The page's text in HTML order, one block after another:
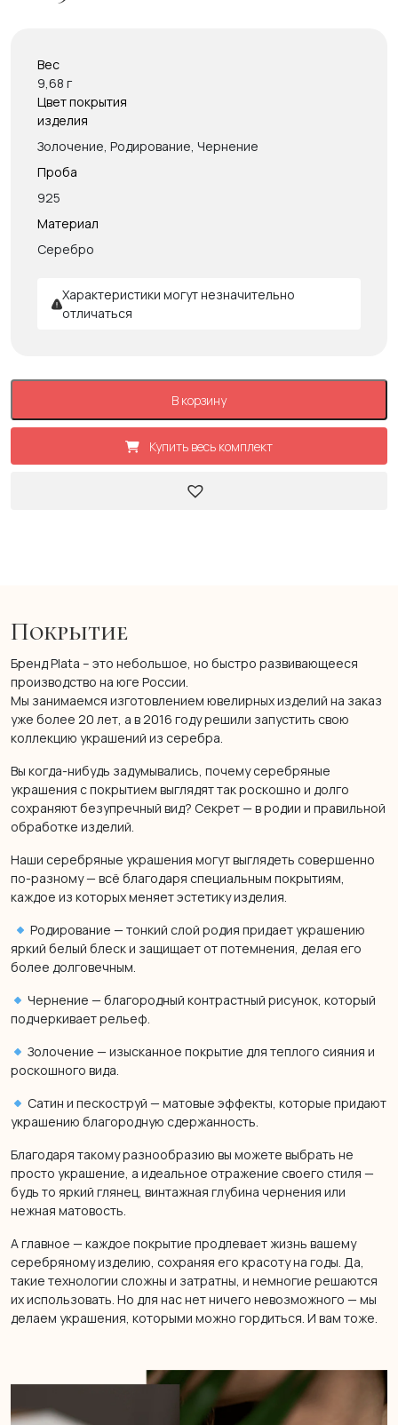
Вес
9,68 г
Цвет покрытия
изделия
Золочение, Родирование, Чернение
Проба
925
Материал
Серебро
Характеристики могут незначительно
отличаться
В корзину
Купить весь комплект
Покрытие
Бренд Plata – это небольшое, но быстро развивающееся
производство на юге России.
Мы занимаемся изготовлением ювелирных изделий на заказ
уже более 20 лет, а в 2016 году решили запустить свою
коллекцию украшений из серебра.
Вы когда-нибудь задумывались, почему серебряные
украшения с покрытием выглядят так роскошно и долго
сохраняют безупречный вид? Секрет — в родии и правильной
обработке изделий.
Наши серебряные украшения могут выглядеть совершенно
по-разному — всё благодаря специальным покрытиям,
каждое из которых меняет эстетику изделия.
Родирование — тонкий слой родия придает украшению
яркий белый блеск и защищает от потемнения, делая его
более долговечным.
Чернение — благородный контрастный рисунок, который
подчеркивает рельеф.
Золочение — изысканное покрытие для теплого сияния и
роскошного вида.
Сатин и пескоструй — матовые эффекты, которые придают
украшению благородную сдержанность.
Благодаря такому разнообразию вы можете выбрать не
просто украшение, а идеальное отражение своего стиля —
будь то яркий глянец, винтажная глубина чернения или
нежная матовость.
А главное — каждое покрытие продлевает жизнь вашему
серебряному изделию, сохраняя его красоту на годы. Да,
такие технологии сложны и затратны, и немногие решаются
их использовать. Но для нас нет ничего невозможного — мы
делаем украшения, которыми можно гордиться. И вам тоже.